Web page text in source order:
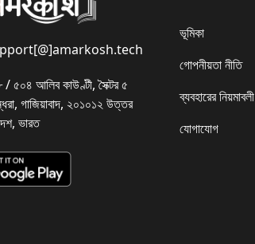
৫০৪ আলিব কাউণ্টী, সৈক্টর ৫
গাজিয়াবাদ, ২০১০১২ উত্তর
ভারত
ভূমিকা
গোপনীয়তা নীতি
ব্যবহারের নিয়মাবলী
যোগাযোগ